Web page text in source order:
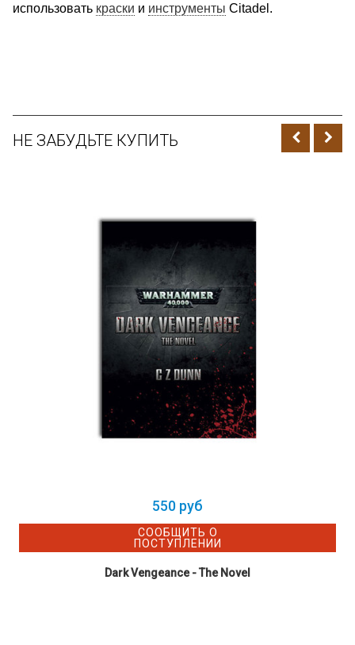
использовать краски и инструменты Citadel.
НЕ ЗАБУДЬТЕ КУПИТЬ
550 руб
СООБЩИТЬ О
ПОСТУПЛЕНИИ
Dark Vengeance - The Novel